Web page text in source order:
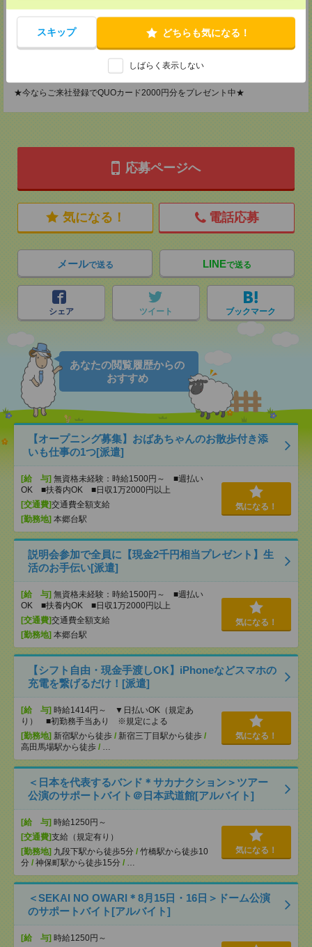
スキップ どちらも気になる！
しばらく表示しない
神奈川県横浜市保土ケ谷区神戸町134 横浜ビジネスパークサウスタワー
2F B区画
TEL：0120-901-799
担当：採用担当
★今ならご来社登録でQUOカード2000円分をプレゼント中★
応募ページへ
気になる！ 電話応募
メールで送る LINEで送る
シェア ツイート ブックマーク
あなたの閲覧履歴からの
おすすめ
【オープニング募集】おばあちゃんのお散歩付き添
いも仕事の1つ[派遣]
[給 与] 無資格未経験：時給1500円～ ■週払い
OK ■扶養内OK ■日収1万2000円以上
[交通費]交通費全額支給
[勤務地] 本郷台駅
気になる！
説明会参加で全員に【現金2千円相当プレゼント】生
活のお手伝い[派遣]
[給 与] 無資格未経験：時給1500円～ ■週払い
OK ■扶養内OK ■日収1万2000円以上
[交通費]交通費全額支給
[勤務地] 本郷台駅
気になる！
【シフト自由・現金手渡しOK】iPhoneなどスマホの
充電を繋げるだけ！[派遣]
[給 与] 時給1414円～ ▼日払いOK（規定あ
り） ■初勤務手当あり ※規定による
[勤務地] 新宿駅から徒歩 / 新宿三丁目駅から徒歩 /
高田馬場駅から徒歩 / …
気になる！
＜日本を代表するバンド＊サカナクション＞ツアー
公演のサポートバイト＠日本武道館[アルバイト]
[給 与] 時給1250円～
[交通費]支給（規定有り）
[勤務地] 九段下駅から徒歩5分 / 竹橋駅から徒歩10
分 / 神保町駅から徒歩15分 / …
気になる！
＜SEKAI NO OWARI＊8月15日・16日＞ドーム公演
のサポートバイト[アルバイト]
[給 与] 時給1250円～